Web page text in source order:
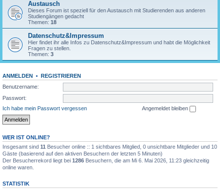
Austausch
Dieses Forum ist speziell für den Austausch mit Studierenden aus anderen
Studiengängen gedacht
Themen: 18
Datenschutz&Impressum
Hier findet ihr alle Infos zu Datenschutz&Impressum und habt die Möglichkeit
Fragen zu stellen.
Themen: 3
ANMELDEN • REGISTRIEREN
Benutzername:
Passwort:
Ich habe mein Passwort vergessen
Angemeldet bleiben
WER IST ONLINE?
Insgesamt sind 11 Besucher online :: 1 sichtbares Mitglied, 0 unsichtbare Mitglieder und 10
Gäste (basierend auf den aktiven Besuchern der letzten 5 Minuten)
Der Besucherrekord liegt bei 1286 Besuchern, die am Mi 6. Mai 2026, 11:23 gleichzeitig
online waren.
STATISTIK